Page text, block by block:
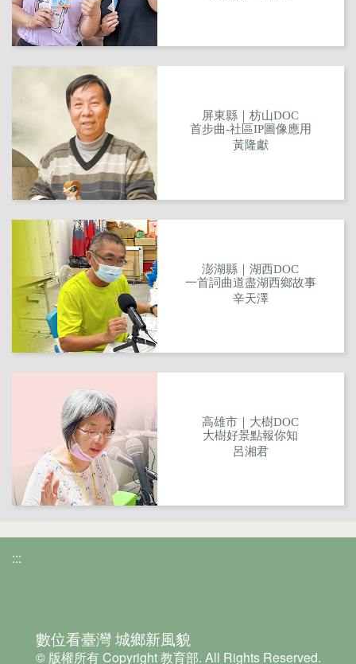
屏東縣｜枋山DOC
首步曲-社區IP圖像應用
黃隆獻
澎湖縣｜湖西DOC
一首詞曲道盡湖西鄉故事
辛天澤
高雄市｜大樹DOC
大樹好景點報你知
呂湘君
:::
數位看臺灣 城鄉新風貌
© 版權所有 Copyright 教育部. All Rights Reserved.